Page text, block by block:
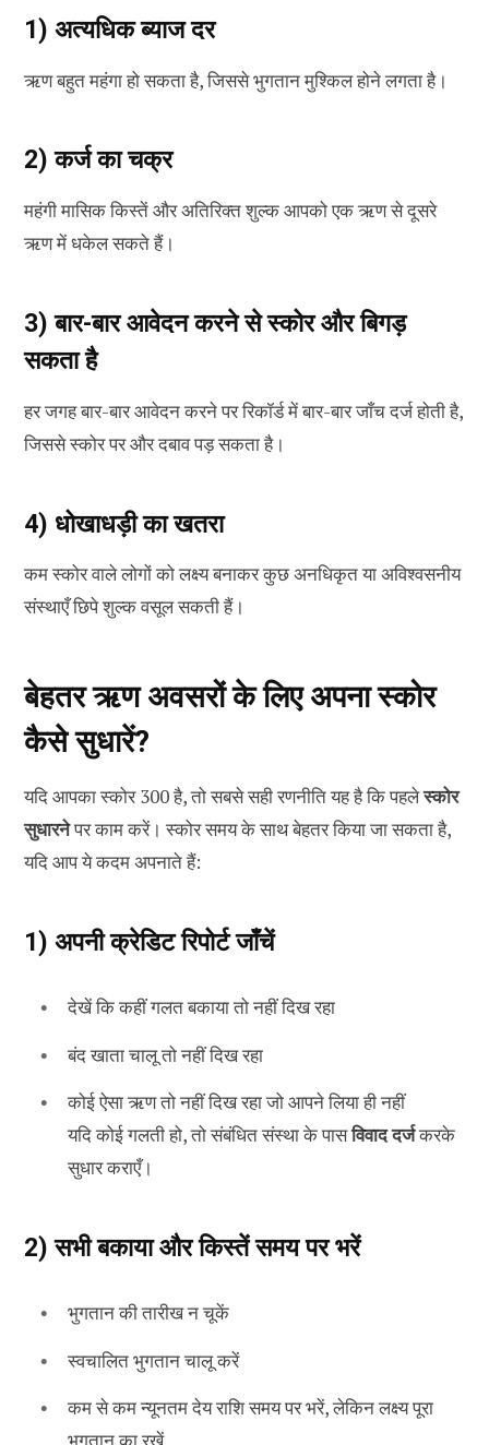
1) अत्यधिक ब्याज दर
ऋण बहुत महंगा हो सकता है, जिससे भुगतान मुश्किल होने लगता है।
2) कर्ज का चक्र
महंगी मासिक किस्तें और अतिरिक्त शुल्क आपको एक ऋण से दूसरे
ऋण में धकेल सकते हैं।
3) बार-बार आवेदन करने से स्कोर और बिगड़
सकता है
हर जगह बार-बार आवेदन करने पर रिकॉर्ड में बार-बार जाँच दर्ज होती है,
जिससे स्कोर पर और दबाव पड़ सकता है।
4) धोखाधड़ी का खतरा
कम स्कोर वाले लोगों को लक्ष्य बनाकर कुछ अनधिकृत या अविश्वसनीय
संस्थाएँ छिपे शुल्क वसूल सकती हैं।
बेहतर ऋण अवसरों के लिए अपना स्कोर
कैसे सुधारें?
यदि आपका स्कोर 300 है, तो सबसे सही रणनीति यह है कि पहलेस्कोर
सुधारनेपर काम करें। स्कोर समय के साथ बेहतर किया जा सकता है,
यदि आप ये कदम अपनाते हैं:
1) अपनी क्रेडिट रिपोर्ट जाँचें
देखें कि कहीं गलत बकाया तो नहीं दिख रहा
बंद खाता चालू तो नहीं दिख रहा
कोई ऐसा ऋण तो नहीं दिख रहा जो आपने लिया ही नहीं
यदि कोई गलती हो, तो संबंधित संस्था के पासविवाद दर्जकरके
सुधार कराएँ।
2) सभी बकाया और किस्तें समय पर भरें
भुगतान की तारीख न चूकें
स्वचालित भुगतान चालू करें
कम से कम न्यूनतम देय राशि समय पर भरें, लेकिन लक्ष्य पूरा